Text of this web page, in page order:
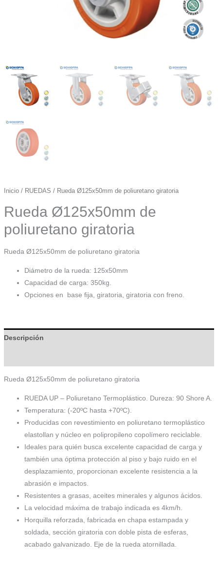
Inicio/ RUEDAS / Rueda Ø125x50mm de poliuretano giratoria
Rueda Ø125x50mm de
poliuretano giratoria
Rueda Ø125x50mm de poliuretano giratoria
Diámetro de la rueda: 125x50mm
Capacidad de carga: 350kg.
Opciones en base fija, giratoria, giratoria con freno.
Descripción
Rueda Ø125x50mm de poliuretano giratoria
RUEDA UP – Poliuretano Termoplástico. Dureza: 90 Shore A.
Temperatura: (-20ºC hasta +70ºC).
Producidas con revestimiento en poliuretano termoplástico
elastollan y núcleo en polipropileno copolímero reciclable.
Ideales para quién busca excelente capacidad de carga y
también una óptima protección al piso y bajo ruido en el
desplazamiento, proporcionan excelente resistencia a la
abrasión e impactos.
Resistentes a grasas, aceites minerales y algunos ácidos.
La velocidad máxima de trabajo indicada es 4km/h.
Horquilla reforzada, fabricada en chapa estampada y
soldada, sección giratoria con doble pista de esferas,
acabado galvanizado. Eje de la rueda atornillada.